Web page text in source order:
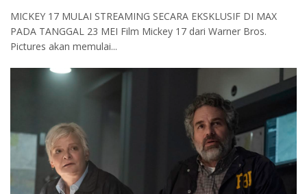
MICKEY 17 MULAI STREAMING SECARA EKSKLUSIF DI MAX
PADA TANGGAL 23 MEI Film Mickey 17 dari Warner Bros.
Pictures akan memulai...